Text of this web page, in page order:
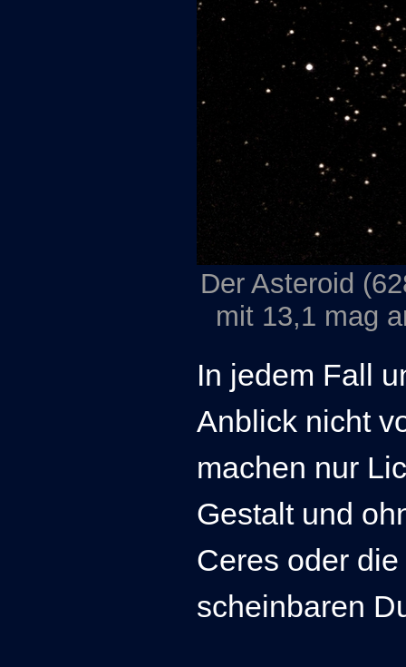
Der Asteroid
mit 13,1 mag
In jedem Fall
Anblick nicht
machen nur
Gestalt und
Ceres oder
scheinbaren